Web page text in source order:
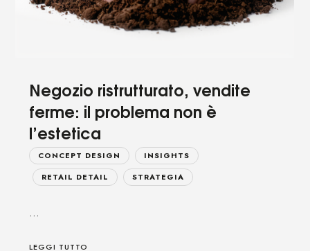
Negozio ristrutturato, vendite
ferme: il problema non è
l’estetica
CONCEPT DESIGN
INSIGHTS
RETAIL DETAIL
STRATEGIA
…
LEGGI TUTTO